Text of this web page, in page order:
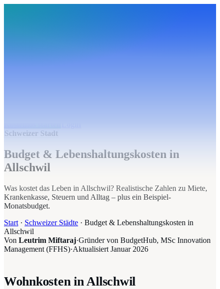
Schweizer Stadt
Budget & Lebenshaltungskosten in
Allschwil
Was kostet das Leben in Allschwil? Realistische Zahlen zu Miete,
Krankenkasse, Steuern und Alltag – plus ein Beispiel-
Monatsbudget.
Start · Schweizer Städte · Budget & Lebenshaltungskosten in
Allschwil
Von Leutrim Miftaraj·Gründer von BudgetHub, MSc Innovation
Management (FFHS)·Aktualisiert Januar 2026
Wohnkosten in Allschwil